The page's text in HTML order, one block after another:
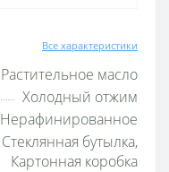
Все характеристики
Растительное масло
Холодный отжим
Нерафинированное
Стеклянная бутылка,
Картонная коробка